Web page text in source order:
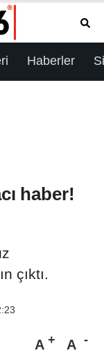
Haberler
haber!
çıktı.
A A